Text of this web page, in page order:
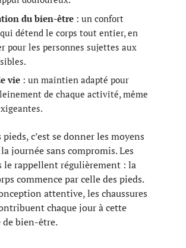
du bien-être : un confort
détend le corps tout entier, en
pour les personnes sujettes aux
vie : un maintien adapté pour
de chaque activité, même
pieds, c’est se donner les moyens
journée sans compromis. Les
le rappellent régulièrement : la
commence par celle des pieds.
attentive, les chaussures
chaque jour à cette
bien-être.